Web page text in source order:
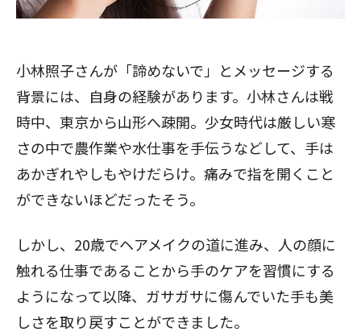
小林照子さんが「諦めないで」とメッセージする
背景には、自身の経験があります。小林さんは戦
時中、東京から山形へ疎開。少女時代は厳しい寒
さの中で農作業や水仕事を手伝うなどして、手は
あかぎれやしもやけだらけ。痛みで指を開くこと
ができないほどだったそう。
しかし、20歳でヘアメイクの道に進み、人の顔に
触れる仕事であることから手のケアを習慣にする
ようになって以降、ガサガサに傷んでいた手も美
しさを取り戻すことができました。